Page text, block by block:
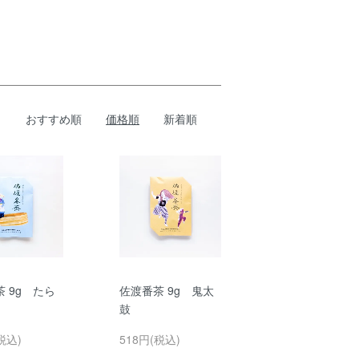
おすすめ順 価格順 新着順
9g たら
込)
佐渡番茶 9g 鬼太
鼓
518円(税込)